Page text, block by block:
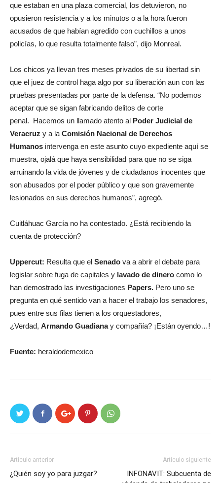
que estaban en una plaza comercial, los detuvieron, no
opusieron resistencia y a los minutos o a la hora fueron
acusados de que habían agredido con cuchillos a unos
policías, lo que resulta totalmente falso”, dijo Monreal.
Los chicos ya llevan tres meses privados de su libertad sin
que el juez de control haga algo por su liberación aun con las
pruebas presentadas por parte de la defensa. “No podemos
aceptar que se sigan fabricando delitos de corte
penal. Hacemos un llamado atento al Poder Judicial de
Veracruz y a la Comisión Nacional de Derechos
Humanos intervenga en este asunto cuyo expediente aquí se
muestra, ojalá que haya sensibilidad para que no se siga
arruinando la vida de jóvenes y de ciudadanos inocentes que
son abusados por el poder público y que son gravemente
lesionados en sus derechos humanos”, agregó.
Cuitláhuac García no ha contestado. ¿Está recibiendo la
cuenta de protección?
Uppercut: Resulta que el Senado va a abrir el debate para
legislar sobre fuga de capitales y lavado de dinero como lo
han demostrado las investigaciones Papers. Pero uno se
pregunta en qué sentido van a hacer el trabajo los senadores,
pues entre sus filas tienen a los orquestadores,
¿Verdad, Armando Guadianay compañía? ¡Están oyendo…!
Fuente: heraldodemexico
Artículo anterior
¿Quién soy yo para juzgar?
Artículo siguiente
INFONAVIT: Subcuenta de